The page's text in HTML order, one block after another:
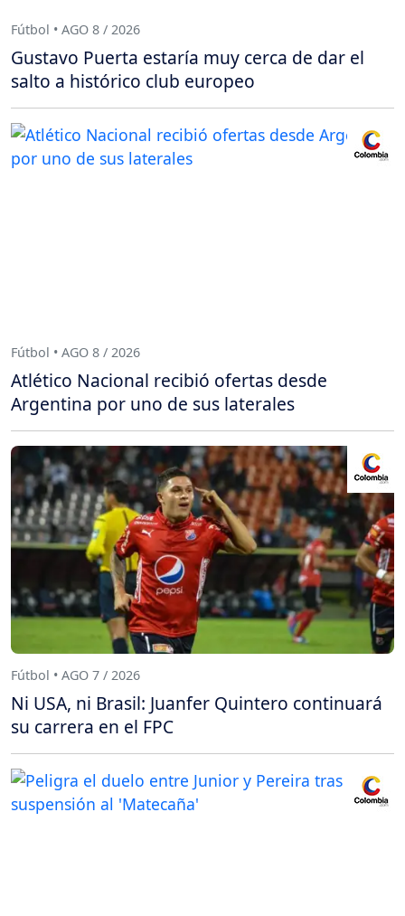
Fútbol • AGO 8 / 2026
Gustavo Puerta estaría muy cerca de dar el
salto a histórico club europeo
Fútbol • AGO 8 / 2026
Atlético Nacional recibió ofertas desde
Argentina por uno de sus laterales
Fútbol • AGO 7 / 2026
Ni USA, ni Brasil: Juanfer Quintero continuará
su carrera en el FPC